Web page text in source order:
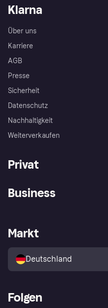
Klarna
Über uns
Karriere
AGB
Presse
Sicherheit
Datenschutz
Nachhaltigkeit
Weiterverkaufen
Privat
Klarna App
Shops entdecken
Käuferschutzrichtlinie
Business
Händlerportal
Markt
Deutschland
Folgen